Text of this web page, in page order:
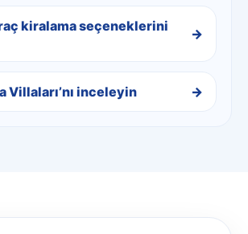
kiralama seçeneklerini
Villaları’nı inceleyin